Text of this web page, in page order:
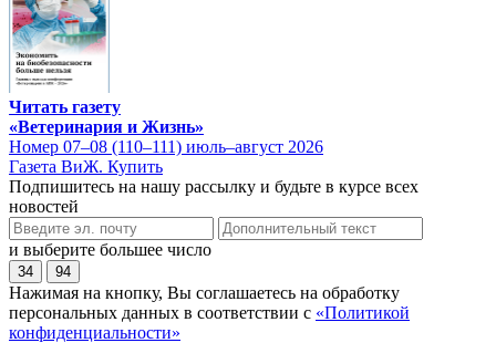
Читать газету
«Ветеринария и Жизнь»
Номер 07–08 (110–111) июль–август 2026
Газета ВиЖ. Купить
Подпишитесь на нашу рассылку и будьте в курсе всех
новостей
и выберите большее число
34 94
Нажимая на кнопку, Вы соглашаетесь на обработку
персональных данных в соответствии с «Политикой
конфиденциальности»